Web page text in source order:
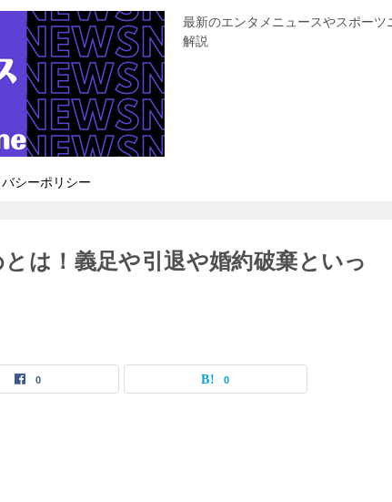
最新のエンタメニュースやスポーツ
解説
シーポリシー
は！義足や引退や婚約破棄といっ
0 0